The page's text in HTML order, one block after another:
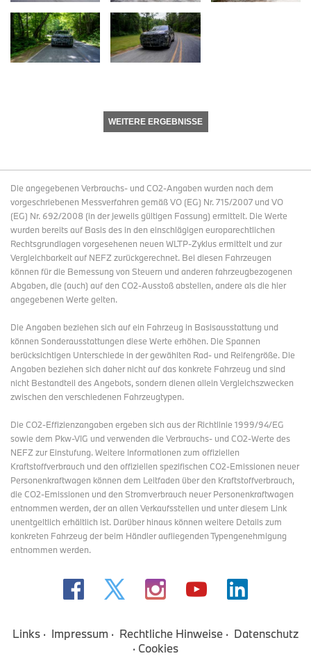
WEITERE ERGEBNISSE
Die angegebenen Verbrauchs- und CO2-Angaben wurden nach dem
vorgeschriebenen Messverfahren gemäß VO (EG) Nr. 715/2007 und VO
(EG) Nr. 692/2008 (in der jeweils gültigen Fassung) ermittelt. Die Werte
wurden bereits auf Basis des in den einschlägigen europarechtlichen
Rechtsgrundlagen vorgesehenen neuen WLTP-Zyklus ermittelt und zur
Vergleichbarkeit auf NEFZ zurückgerechnet. Bei diesen Fahrzeugen
können für die Bemessung von Steuern und anderen fahrzeugbezogenen
Abgaben, die (auch) auf den CO2-Ausstoß abstellen, andere als die hier
angegebenen Werte gelten.
Die Angaben beziehen sich auf ein Fahrzeug in Basisausstattung und
können Sonderausstattungen diese Werte erhöhen. Die Spannen
berücksichtigen Unterschiede in der gewählten Rad- und Reifengröße. Die
Angaben beziehen sich daher nicht auf das konkrete Fahrzeug und sind
nicht Bestandteil des Angebots, sondern dienen allein Vergleichszwecken
zwischen den verschiedenen Fahrzeugtypen.
Die CO2-Effizienzangaben ergeben sich aus der Richtlinie 1999/94/EG
sowie dem Pkw-VIG und verwenden die Verbrauchs- und CO2-Werte des
NEFZ zur Einstufung. Weitere Informationen zum offiziellen
Kraftstoffverbrauch und den offiziellen spezifischen CO2-Emissionen neuer
Personenkraftwagen können dem Leitfaden über den Kraftstoffverbrauch,
die CO2-Emissionen und den Stromverbrauch neuer Personenkraftwagen
entnommen werden, der an allen Verkaufsstellen und unter diesem Link
unentgeltlich erhältlich ist. Darüber hinaus können weitere Details zum
konkreten Fahrzeug der beim Händler aufliegenden Typengenehmigung
entnommen werden.
Links Impressum Rechtliche Hinweise
Datenschutz
Cookies